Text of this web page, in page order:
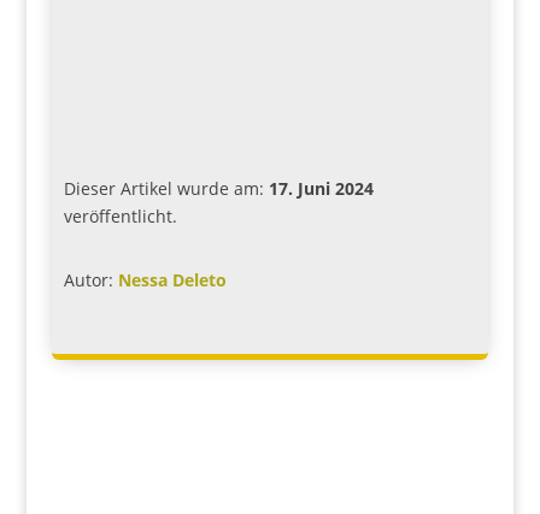
Dieser Artikel wurde am: 17. Juni 2024
veröffentlicht.
Autor: Nessa Deleto